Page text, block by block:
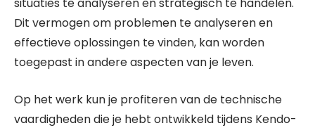
Dit vermogen om problemen te analyseren en
effectieve oplossingen te vinden, kan worden
toegepast in andere aspecten van je leven.
Op het werk kun je profiteren van de technische
vaardigheden die je hebt ontwikkeld tijdens Kendo-